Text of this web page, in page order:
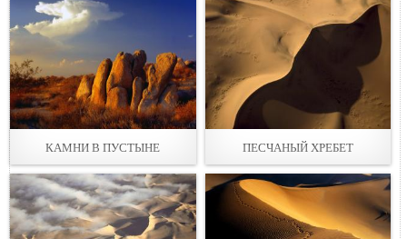
КАМНИ В ПУСТЫНЕ ПЕСЧАНЫЙ ХРЕБЕТ